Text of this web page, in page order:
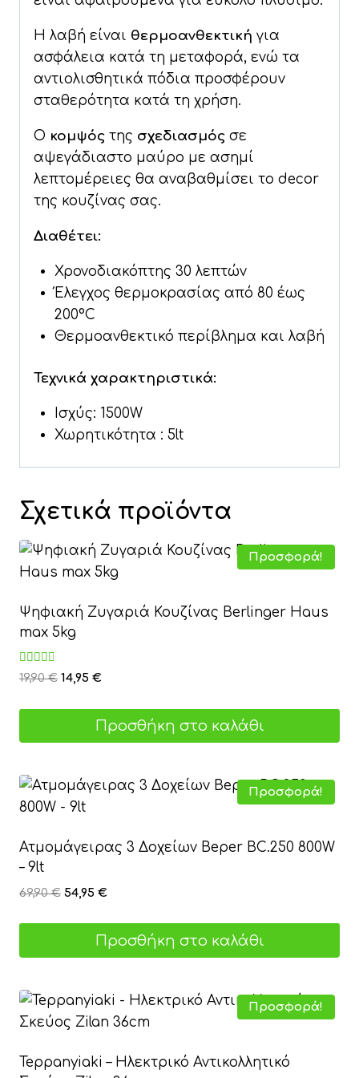
Η λαβή είναι θερμοανθεκτική για
ασφάλεια κατά τη μεταφορά, ενώ τα
αντιολισθητικά πόδια προσφέρουν
σταθερότητα κατά τη χρήση.
Ο κομψός της σχεδιασμός σε
αψεγάδιαστο μαύρο με ασημί
λεπτομέρειες θα αναβαθμίσει το decor
της κουζίνας σας.
Διαθέτει:
Χρονοδιακόπτης 30 λεπτών
Έλεγχος θερμοκρασίας από 80 έως
200°C
Θερμοανθεκτικό περίβλημα και λαβή
Τεχνικά χαρακτηριστικά:
Ισχύς: 1500W
Χωρητικότητα : 5lt
Σχετικά προϊόντα
Προσφορά!
Ψηφιακή Ζυγαριά Κουζίνας Berlinger Haus
max 5kg
Βαθμολογήθηκε
με
από 5
19,90€ Original
19,90 €.
14,95 €
είναι:
Προσθήκη στο καλάθι
Προσφορά!
Ατμομάγειρας 3 Δοχείων Beper BC.250 800W
– 9lt
69,90€ Original
69,90 €.
54,95 €
είναι:
Προσθήκη στο καλάθι
Προσφορά!
Teppanyiaki – Ηλεκτρικό Αντικολλητικό